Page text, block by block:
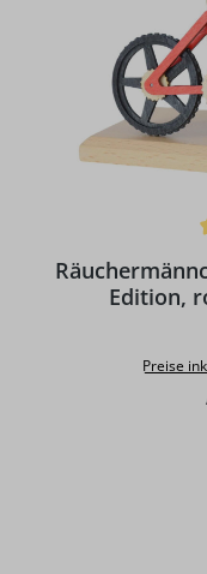
Edition,
Preise